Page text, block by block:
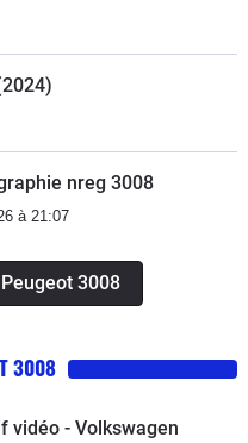
nreg 3008
à 21:07
3008
3008
vidéo - Volkswagen